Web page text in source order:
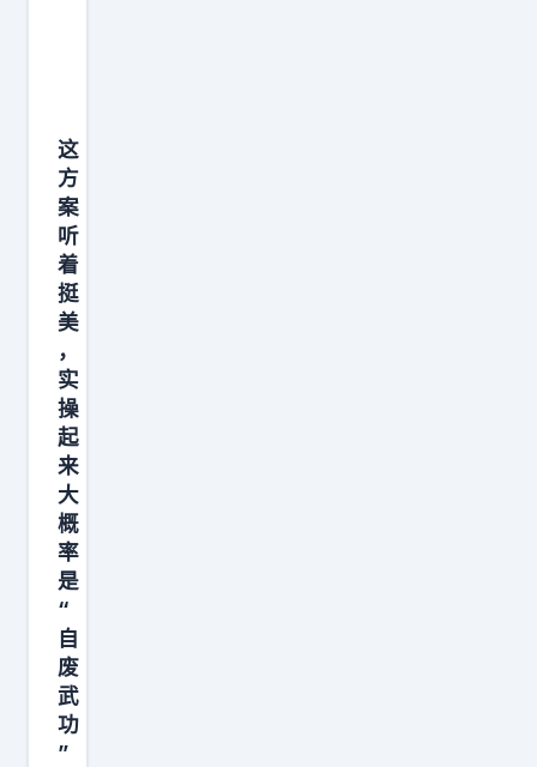
夺
冠
，
何
况
我
的
球
队
核
心
是
在
进
一
步
变
弱
这
个
问
题
，
至
少
现
在
来
看
，
还
是
不
得
而
知
勒
那
一
下
，
画
面
感
太
强
了
，
突
进
去
的
人
怕
是
开
一
算
，
结
果
扎
心
：
8
2
场
一
场
不
能
少
，
这
方
案
听
着
挺
美
，
实
操
起
来
大
概
率
是
“
自
废
武
功
”